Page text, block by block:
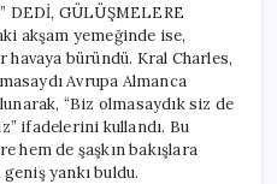
DEDİ, GÜLÜŞMELERE
akşam yemeğinde ise,
büründü. Kral Charles,
Avrupa Almanca
“Biz olmasaydık siz de
ifadelerini kullandı. Bu
hem de şaşkın bakışlara
yankı buldu.